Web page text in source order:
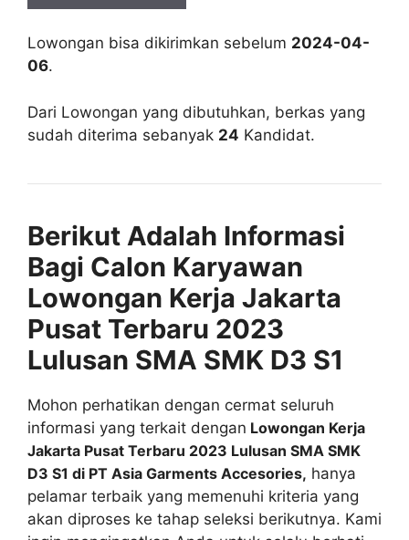
Lowongan bisa dikirimkan sebelum 2024-04-
06.
Dari Lowongan yang dibutuhkan, berkas yang
sudah diterima sebanyak 24 Kandidat.
Berikut Adalah Informasi
Bagi Calon Karyawan
Lowongan Kerja Jakarta
Pusat Terbaru 2023
Lulusan SMA SMK D3 S1
Mohon perhatikan dengan cermat seluruh
informasi yang terkait dengan Lowongan Kerja
Jakarta Pusat Terbaru 2023 Lulusan SMA SMK
D3 S1 di PT Asia Garments Accesories, hanya
pelamar terbaik yang memenuhi kriteria yang
akan diproses ke tahap seleksi berikutnya. Kami